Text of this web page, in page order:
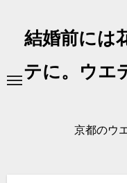
キ
結婚前には
テに。ウエ
京都のウ